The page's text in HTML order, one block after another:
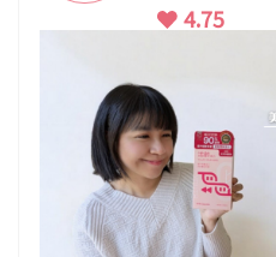
4.75